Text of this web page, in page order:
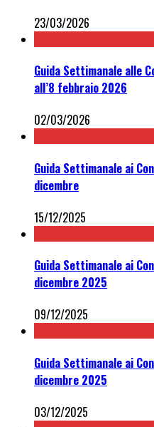
23/03/2026
Guida Settimanale alle
all’8 febbraio 2026
02/03/2026
Guida Settimanale ai
dicembre
15/12/2025
Guida Settimanale ai
dicembre 2025
09/12/2025
Guida Settimanale ai
dicembre 2025
03/12/2025